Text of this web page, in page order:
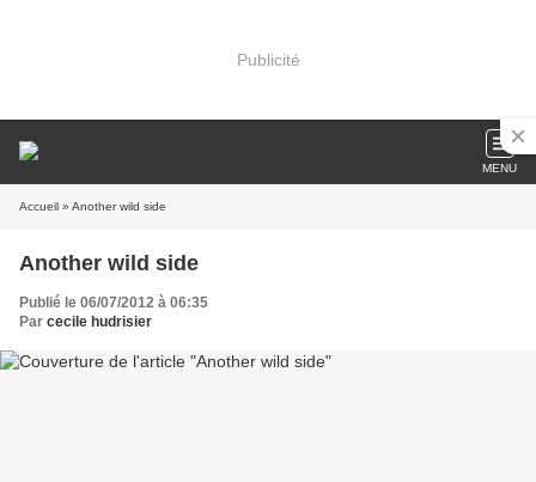
Publicité
MENU
Accueil » Another wild side
Another wild side
Publié le 06/07/2012 à 06:35
Par cecile hudrisier